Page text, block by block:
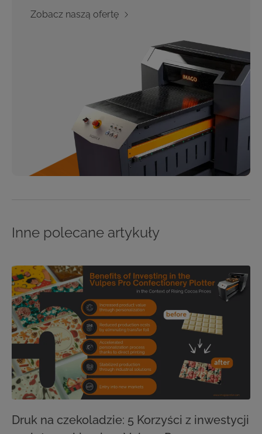
Zobacz naszą ofertę
Inne polecane artykuły
Druk na czekoladzie: 5 Korzyści z inwestycji